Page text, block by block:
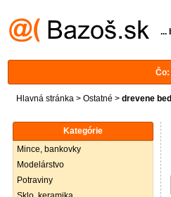
...
Čo:
Hlavná stránka > Ostatné > drevene
Kategórie
Mince, bankovky
Modelárstvo
Potraviny